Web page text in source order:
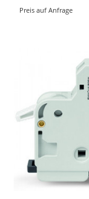
Preis auf Anfrage